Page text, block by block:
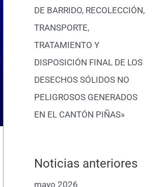
DE BARRIDO, RECOLECCIÓN,
TRANSPORTE,
TRATAMIENTO Y
DISPOSICIÓN FINAL DE LOS
DESECHOS SÓLIDOS NO
PELIGROSOS GENERADOS
EN EL CANTÓN PIÑAS»
Noticias anteriores
mayo 2026